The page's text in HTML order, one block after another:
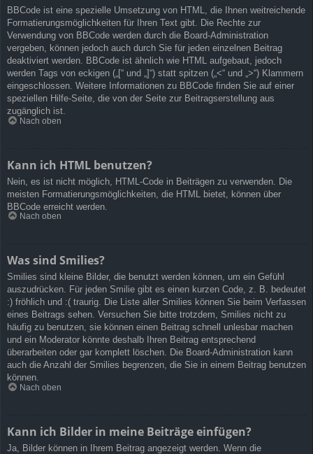
BBCode ist eine spezielle Umsetzung von HTML, die Ihnen weitreichende
Formatierungsmöglichkeiten für Ihren Text gibt. Die Rechte zur
Verwendung von BBCode werden durch die Board-Administration
vergeben, können jedoch auch durch Sie für jeden einzelnen Beitrag
deaktiviert werden. BBCode ist ähnlich wie HTML aufgebaut, jedoch
werden Tags von eckigen („[“ und „]“) statt spitzen („<“ und „>“) Klammern
eingeschlossen. Weitere Informationen zu BBCode finden Sie auf einer
speziellen Hilfe-Seite, die von der Seite zur Beitragserstellung aus
zugänglich ist.
Nach oben
Kann ich HTML benutzen?
Nein, es ist nicht möglich, HTML-Code in Beiträgen zu verwenden. Die
meisten Formatierungsmöglichkeiten, die HTML bietet, können über
BBCode erreicht werden.
Nach oben
Was sind Smilies?
Smilies sind kleine Bilder, die benutzt werden können, um ein Gefühl
auszudrücken. Für jeden Smilie gibt es einen kurzen Code, z. B. bedeutet
:) fröhlich und :( traurig. Die Liste aller Smilies können Sie beim Verfassen
eines Beitrags sehen. Versuchen Sie bitte trotzdem, Smilies nicht zu
häufig zu benutzen, sie können einen Beitrag schnell unlesbar machen
und ein Moderator könnte deshalb Ihren Beitrag entsprechend
überarbeiten oder gar komplett löschen. Die Board-Administration kann
auch die Anzahl der Smilies begrenzen, die Sie in einem Beitrag benutzen
können.
Nach oben
Kann ich Bilder in meine Beiträge einfügen?
Ja, Bilder können in Ihrem Beitrag angezeigt werden. Wenn die